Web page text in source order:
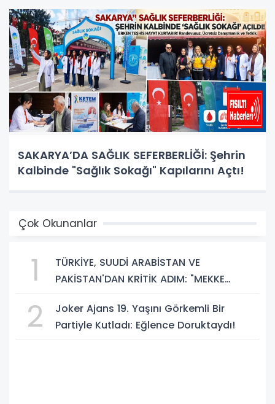
SAKARYA’DA SAĞLIK SEFERBERLİĞİ: Şehrin
Kalbinde "Sağlık Sokağı" Kapılarını Açtı!
Çok Okunanlar
1
TÜRKİYE, SUUDİ ARABİSTAN VE
PAKİSTAN'DAN KRİTİK ADIM: "MEKKE
2
Joker Ajans 19. Yaşını Görkemli Bir
Partiyle Kutladı: Eğlence Doruktaydı!